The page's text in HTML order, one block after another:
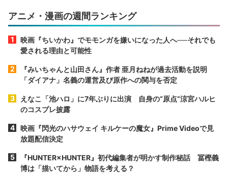
アニメ・漫画の週間ランキング
映画『ちいかわ』でモモンガを嫌いになった人へ──それでも
愛される理由と可能性
『みいちゃんと山田さん』作者 亜月ねねが過去活動を説明
「ダイアナ」名義の運営及び原作への関与を否定
えなこ「池ハロ」に7年ぶりに出演 自身の“原点”涼宮ハルヒ
のコスプレ披露
映画『閃光のハサウェイ キルケーの魔女』Prime Videoで見
放題配信決定
『HUNTER×HUNTER』初代編集者が明かす制作秘話 冨樫義
博は「描いてから」物語を考える？